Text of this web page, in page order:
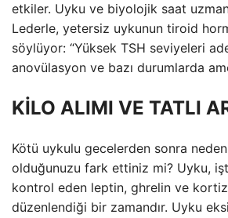
etkiler. Uyku ve biyolojik saat
Lederle, yetersiz uykunun tiroid
söylüyor: “Yüksek TSH seviyeleri
anovülasyon ve bazı durumlarda
KİLO ALIMI VE TATLI
Kötü uykulu gecelerden sonra
olduğunuzu fark ettiniz mi? Uyku,
kontrol eden leptin, ghrelin ve
düzenlendiği bir zamandır. Uyku